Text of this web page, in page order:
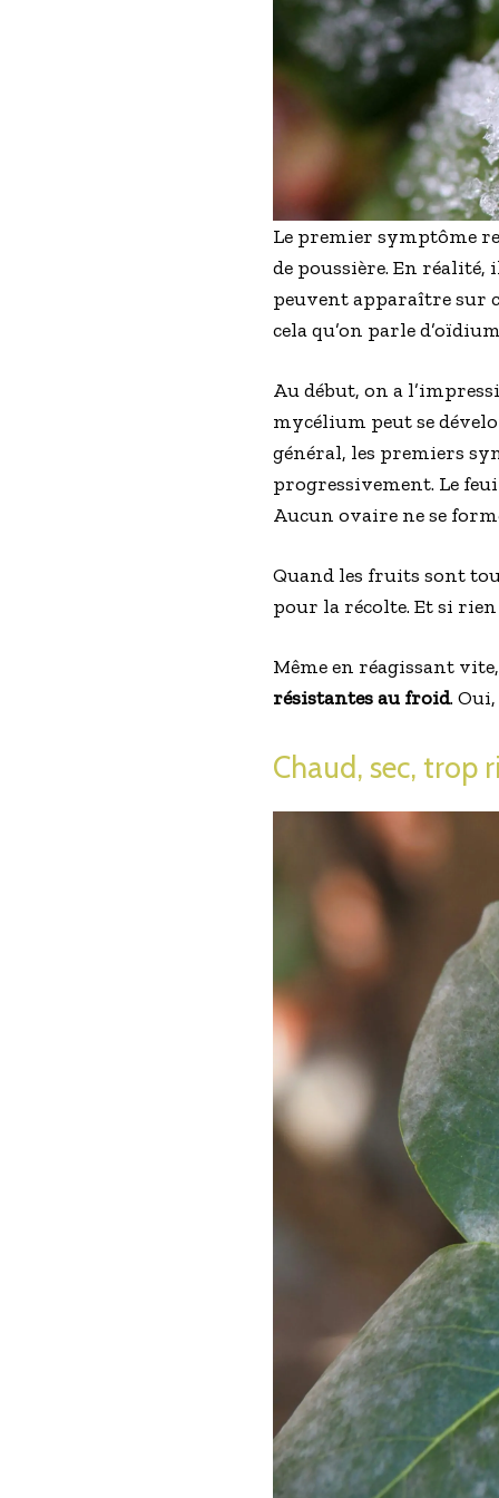
Le premier symptôme
de poussière. En réalité,
peuvent apparaître sur
cela qu’on parle
Au début, on a
mycélium peut se
général, les premiers
progressivement. Le
Aucun ovaire ne se
Quand les fruits sont
pour la récolte. Et si
Même en réagissant
résistantes au froid.
Chaud, sec, trop